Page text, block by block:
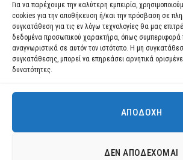
Για να παρέχουμε την καλύτερη εμπειρία,
cookies για την αποθήκευση ή/και την πρόσβαση σε
συγκατάθεση για τις εν λόγω τεχνολογίες θα μας
δεδομένα προσωπικού χαρακτήρα, όπως συμπεριφορά
αναγνωριστικά σε αυτόν τον ιστότοπο. Η μη
συγκατάθεσης, μπορεί να επηρεάσει αρνητικά
δυνατότητες.
ΑΠΟΔΟΧΉ
ΔΕΝ ΑΠΟΔΈΧΟΜΑΙ
Χρησιμοποιούμε cookies για να σας προσφέρουμε
πλοήγησης στον ιστότοπό μας.
ρυθμίσεις